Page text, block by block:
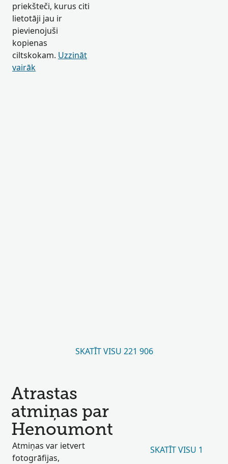
priekšteči, kurus citi
lietotāji jau ir
pievienojuši
kopienas
ciltskokam. Uzzināt
vairāk
SKATĪT VISU 221 906
Atrastas
atmiņas par
Henoumont
Atmiņas var ietvert
fotogrāfijas,
SKATĪT VISU 1